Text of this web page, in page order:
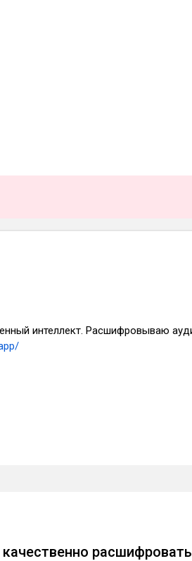
интеллект. Расшифровываю
расшифровать